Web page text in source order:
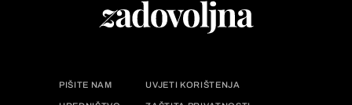
PIŠITE NAM UVJETI KORIŠTENJA